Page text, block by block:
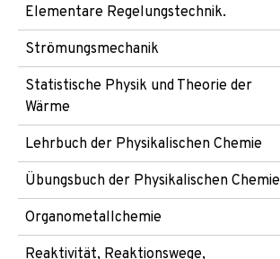
Elementare Regelungstechnik.
Strömungsmechanik
Statistische Physik und Theorie der
Wärme
Lehrbuch der Physikalischen Chemie
Übungsbuch der Physikalischen Chemie
Organometallchemie
Reaktivität, Reaktionswege,